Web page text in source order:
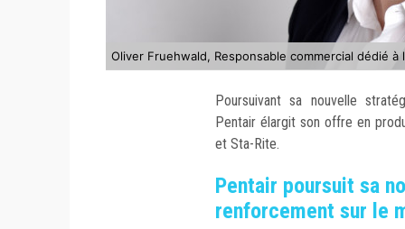
Oliver Fruehwald, Responsable commercial dédié à
Poursuivant sa nouvelle
Pentair élargit son offre en
et Sta-Rite.
Pentair poursuit sa
renforcement sur le